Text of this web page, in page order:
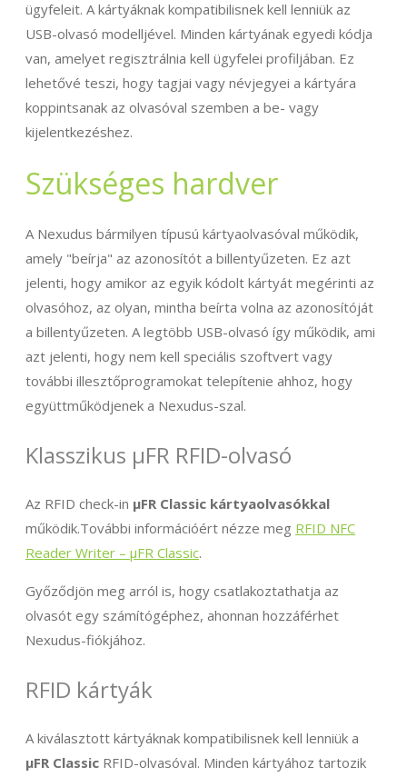
ügyfeleit. A kártyáknak kompatibilisnek kell lenniük az
USB-olvasó modelljével. Minden kártyának egyedi kódja
van, amelyet regisztrálnia kell ügyfelei profiljában. Ez
lehetővé teszi, hogy tagjai vagy névjegyei a kártyára
koppintsanak az olvasóval szemben a be- vagy
kijelentkezéshez.
Szükséges hardver
A Nexudus bármilyen típusú kártyaolvasóval működik,
amely "beírja" az azonosítót a billentyűzeten. Ez azt
jelenti, hogy amikor az egyik kódolt kártyát megérinti az
olvasóhoz, az olyan, mintha beírta volna az azonosítóját
a billentyűzeten. A legtöbb USB-olvasó így működik, ami
azt jelenti, hogy nem kell speciális szoftvert vagy
további illesztőprogramokat telepítenie ahhoz, hogy
együttműködjenek a Nexudus-szal.
Klasszikus μFR RFID-olvasó
Az RFID check-in μFR Classic kártyaolvasókkal
működik.További információért nézze meg RFID NFC
Reader Writer – μFR Classic.
Győződjön meg arról is, hogy csatlakoztathatja az
olvasót egy számítógéphez, ahonnan hozzáférhet
Nexudus-fiókjához.
RFID kártyák
A kiválasztott kártyáknak kompatibilisnek kell lenniük a
μFR Classic RFID-olvasóval. Minden kártyához tartozik